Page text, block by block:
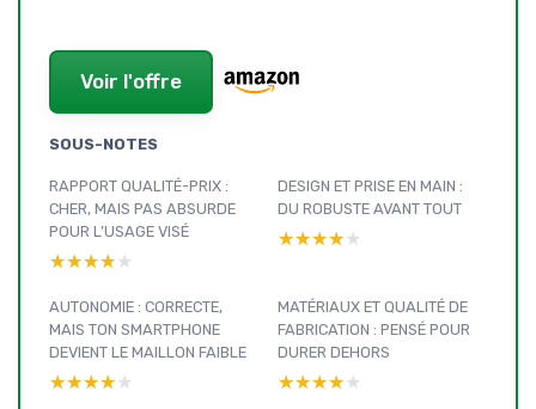
Voir l'offre
SOUS-NOTES
RAPPORT QUALITÉ-PRIX :
CHER, MAIS PAS ABSURDE
POUR L’USAGE VISÉ
★★★★★
★★★★★
DESIGN ET PRISE EN MAIN :
DU ROBUSTE AVANT TOUT
★★★★★
★★★★★
AUTONOMIE : CORRECTE,
MAIS TON SMARTPHONE
DEVIENT LE MAILLON FAIBLE
★★★★★
★★★★★
MATÉRIAUX ET QUALITÉ DE
FABRICATION : PENSÉ POUR
DURER DEHORS
★★★★★
★★★★★